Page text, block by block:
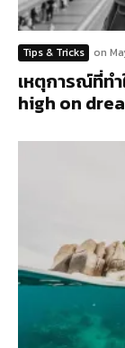
Tips & Tricks on
เหตุการณ์ที่ท
high on